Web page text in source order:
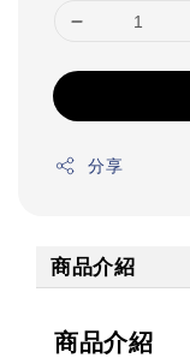
分享
商品介紹
商品介紹